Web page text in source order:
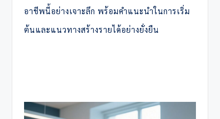
อาชีพนี้อย่างเจาะลึก พร้อมคำแนะนำในการเริ่ม
ต้นและแนวทางสร้างรายได้อย่างยั่งยืน